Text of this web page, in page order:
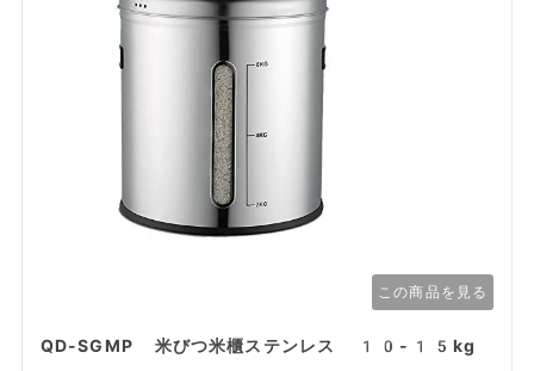
この商品を見る
QD-SGMP 米びつ米櫃ステンレス 10-15kg